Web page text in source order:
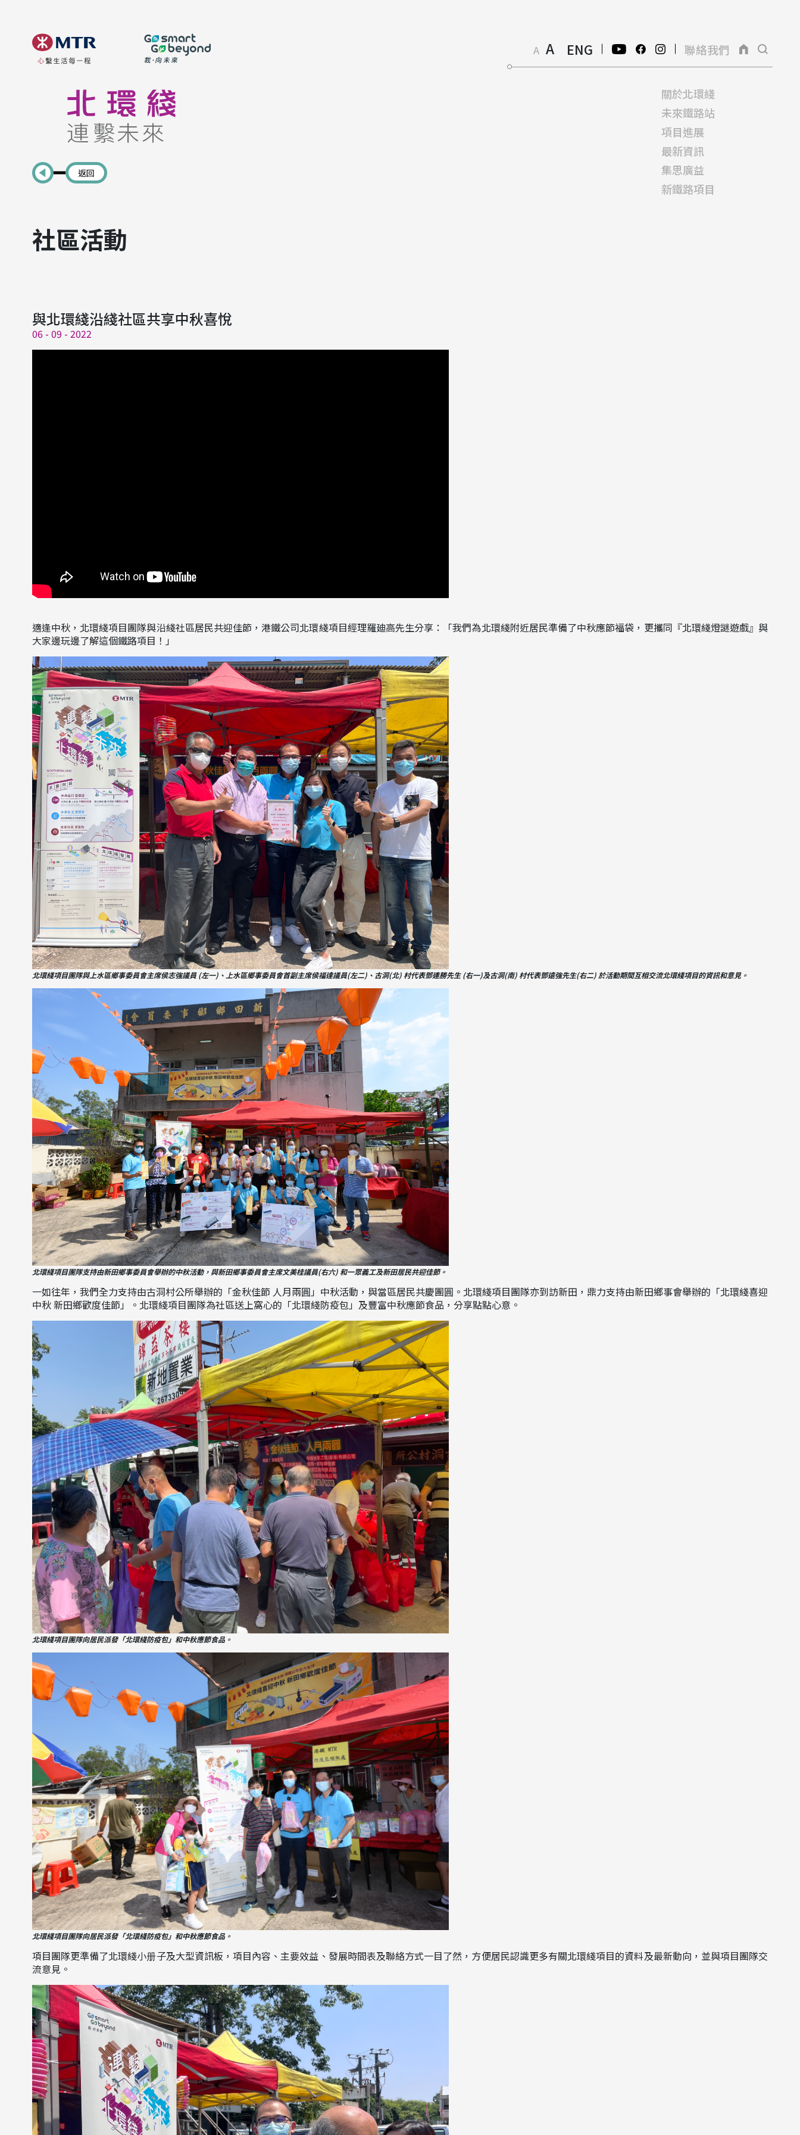
A A ENG 聯絡我們
關於北環綫
未來鐵路站
項目進展
最新資訊
集思廣益
新鐵路項目
返回
社區活動
與北環綫沿綫社區共享中秋喜悅
06 - 09 - 2022
適逢中秋，北環綫項目團隊與沿綫社區居民共迎佳節，港鐵公司北環綫項目經理羅廸高先生分享：「我們為北環綫附近居民準備了中秋應節福袋，更攜同『北環綫燈謎遊戲』與
大家邊玩邊了解這個鐵路項目！」
北環綫項目團隊與上水區鄉事委員會主席侯志強議員 (左一)、上水區鄉事委員會首副主席侯福達議員(左二)、古洞(北) 村代表鄧連勝先生 (右一)及古洞(南) 村代表鄧遠強先生(右二) 於活動期間互相交流北環綫項目的資訊和意見。
北環綫項目團隊支持由新田鄉事委員會舉辦的中秋活動，與新田鄉事委員會主席文美桂議員(右六) 和一眾義工及新田居民共迎佳節。
一如往年，我們全力支持由古洞村公所舉辦的「金秋佳節 人月兩圓」中秋活動，與當區居民共慶團圓。北環綫項目團隊亦到訪新田，鼎力支持由新田鄉事會舉辦的「北環綫喜迎
中秋 新田鄉歡度佳節」。北環綫項目團隊為社區送上窩心的「北環綫防疫包」及豐富中秋應節食品，分享點點心意。
北環綫項目團隊向居民派發「北環綫防疫包」和中秋應節食品。
北環綫項目團隊向居民派發「北環綫防疫包」和中秋應節食品。
項目團隊更準備了北環綫小册子及大型資訊板，項目內容、主要效益、發展時間表及聯絡方式一目了然，方便居民認識更多有關北環綫項目的資料及最新動向，並與項目團隊交
流意見。